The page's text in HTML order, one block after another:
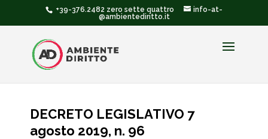
+39-376.2482 zero sette quattro
info-at-
@ambientediritto.it
DECRETO LEGISLATIVO 7
agosto 2019, n. 96